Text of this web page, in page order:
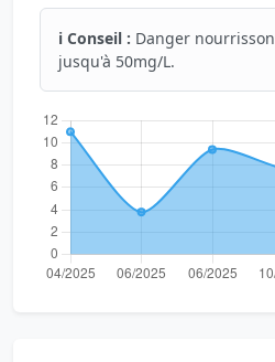
ℹ️ Conseil : Danger
jusqu'à 50mg/L.